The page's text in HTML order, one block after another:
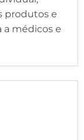
produtos e
a médicos e